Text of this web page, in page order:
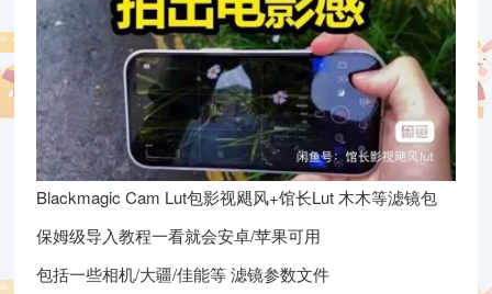
Blackmagic Cam Lut包影视飓风+馆长Lut 木木等滤镜包
保姆级导入教程一看就会安卓/苹果可用
包括一些相机/大疆/佳能等 滤镜参数文件